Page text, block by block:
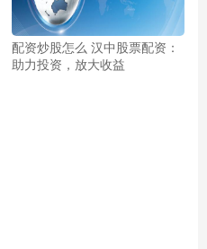
配资炒股怎么 汉中股票配资：
助力投资，放大收益